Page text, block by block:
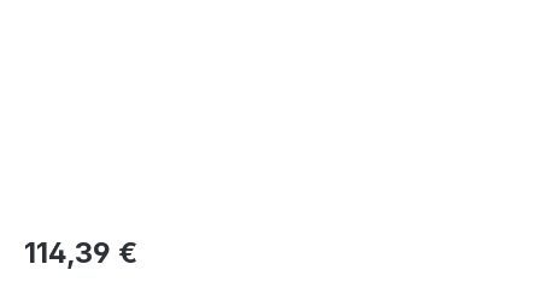
Regulärer Preis:
114,39 €